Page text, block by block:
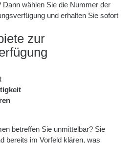
Dann wählen Sie die Nummer der
und erhalten Sie sofort
zur
betreffen Sie unmittelbar? Sie
bereits im Vorfeld klären, was